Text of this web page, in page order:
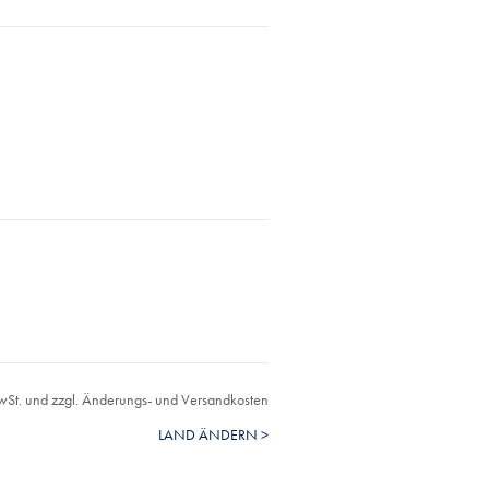
und zzgl. Änderungs- und Versandkosten
LAND ÄNDERN >